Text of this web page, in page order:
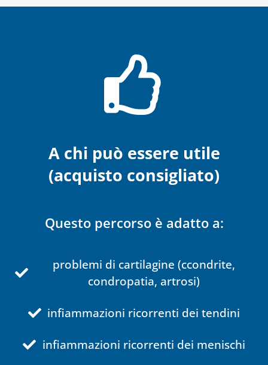
A chi può essere utile
(acquisto consigliato)
Questo percorso è adatto a:
problemi di cartilagine (ccondrite,
condropatia, artrosi)
infiammazioni ricorrenti dei tendini
infiammazioni ricorrenti dei menischi